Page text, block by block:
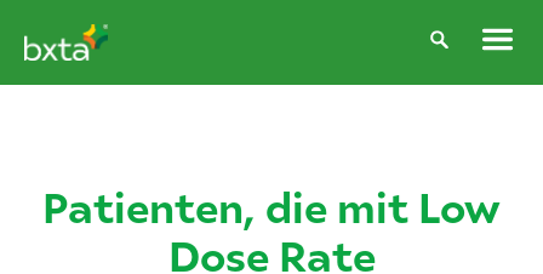
Patienten, die mit Low
Dose Rate